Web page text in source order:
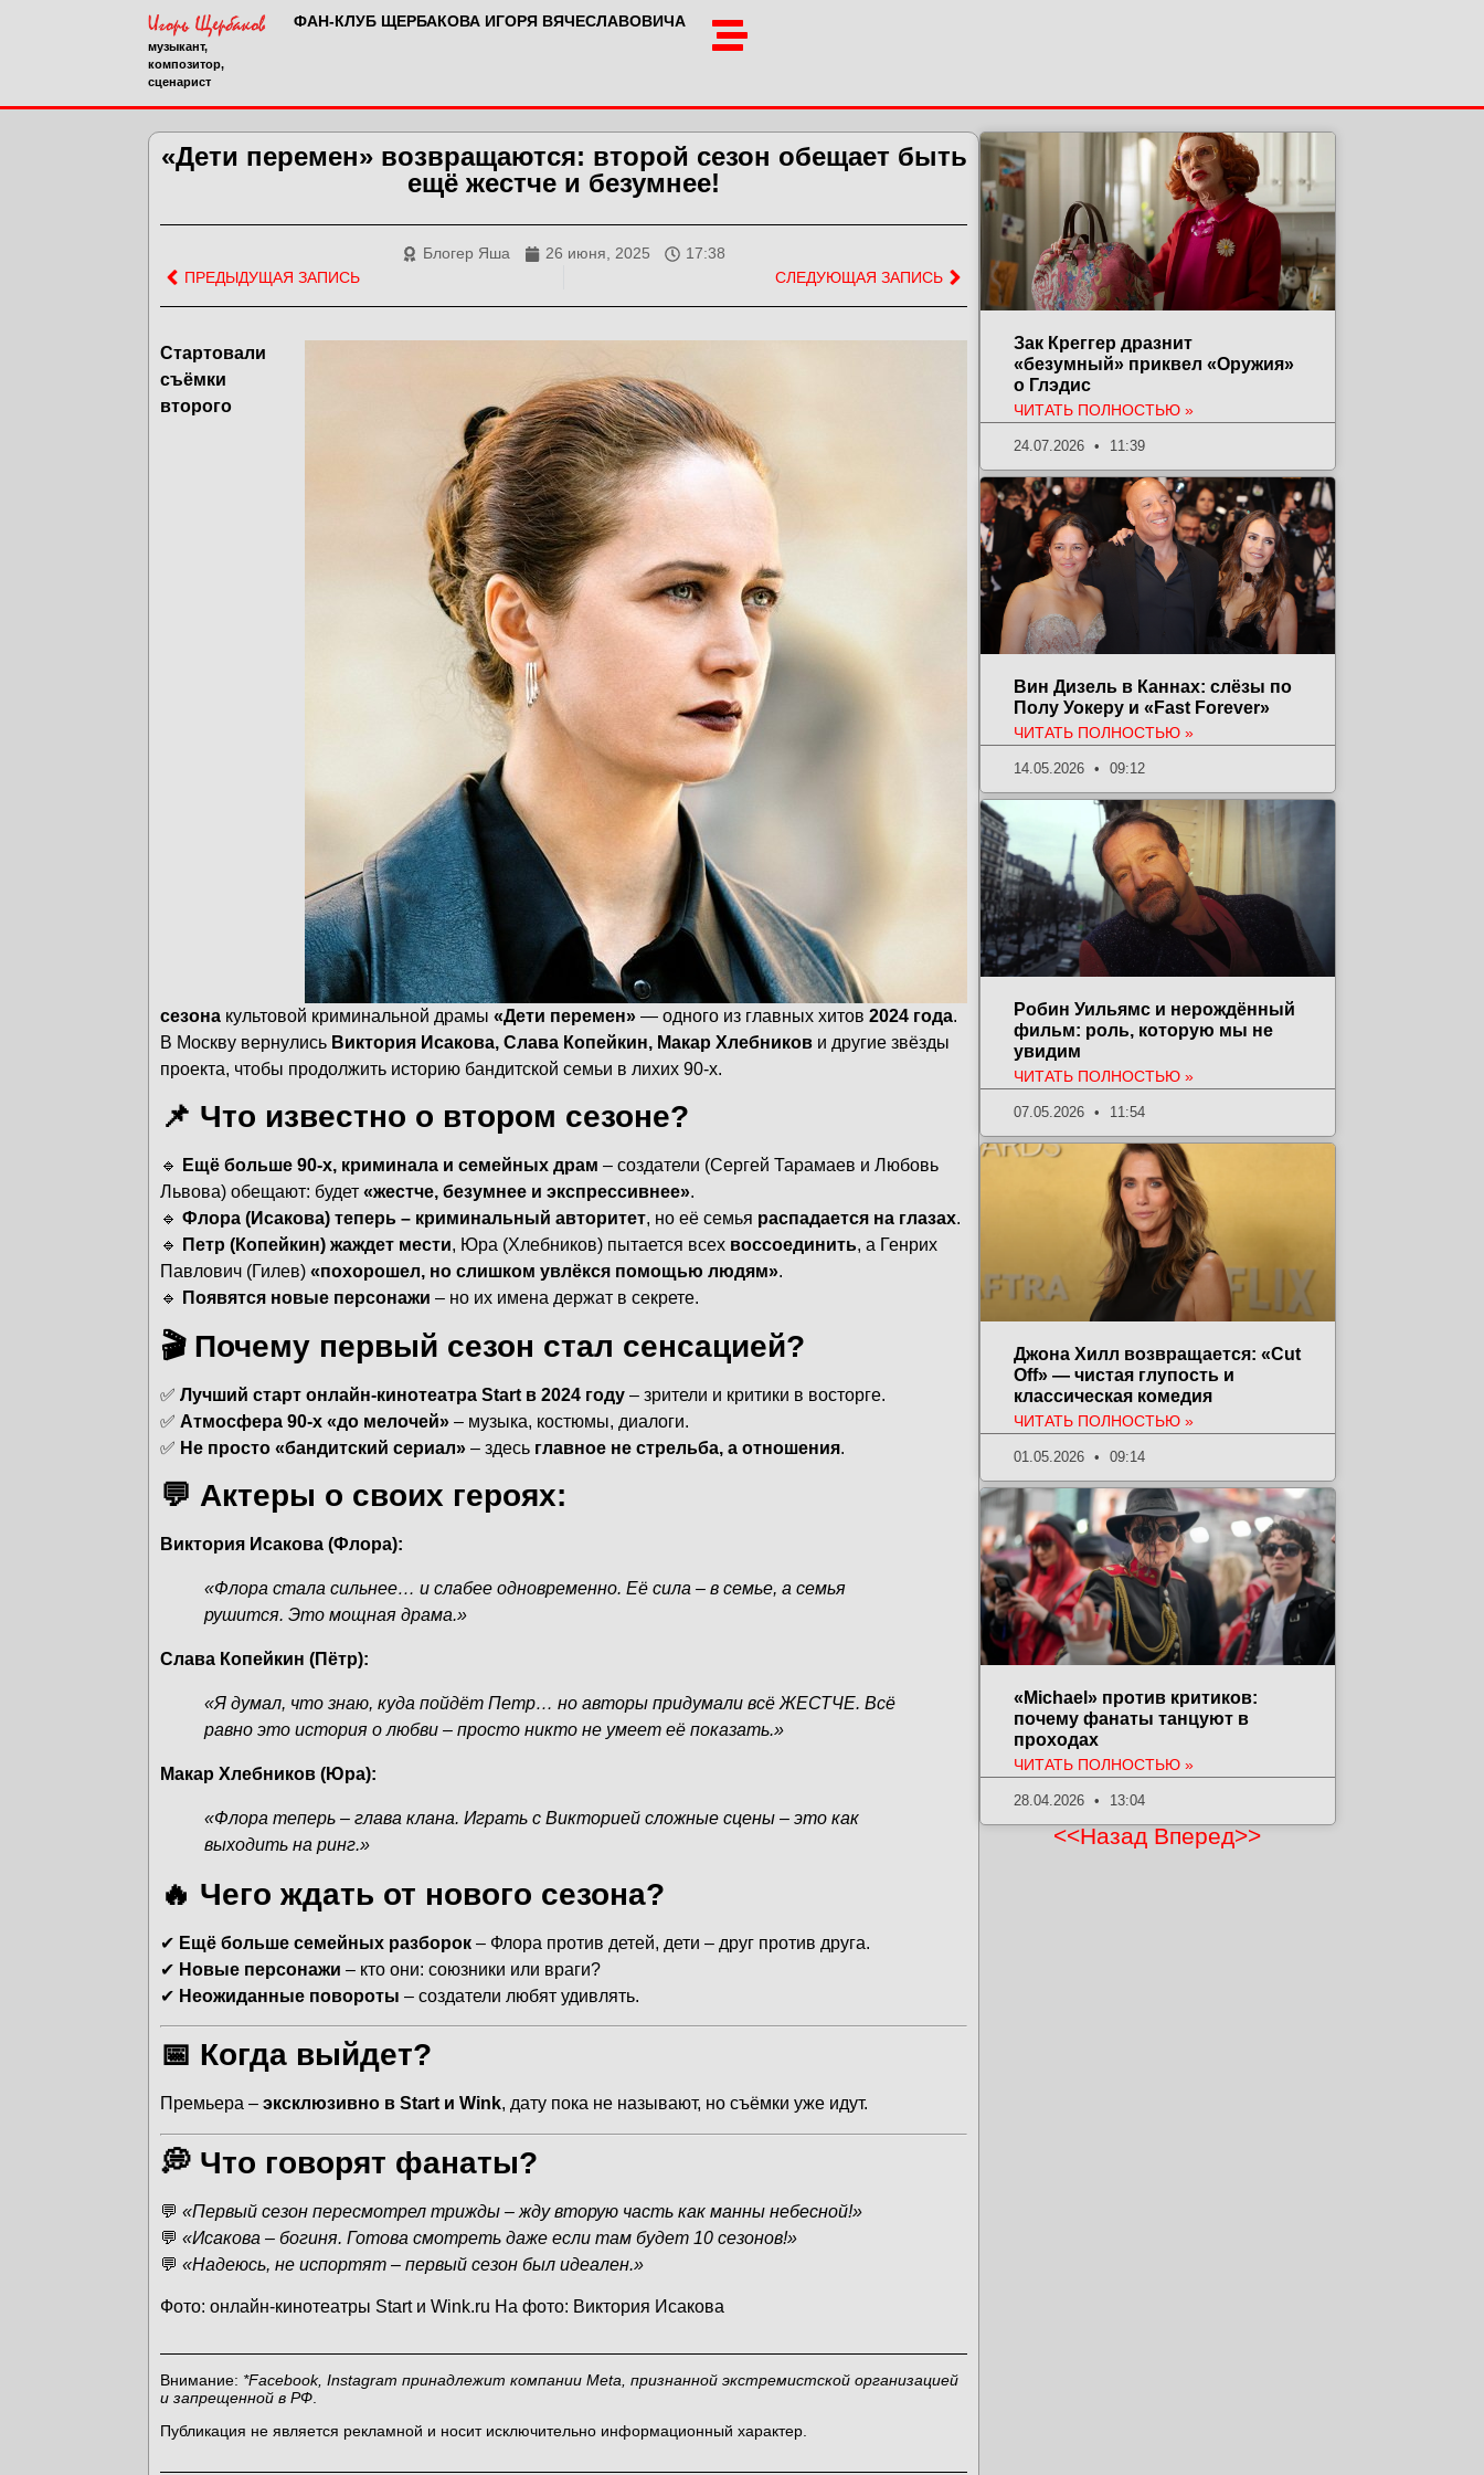
музыкант,
композитор,
сценарист
ФАН-КЛУБ ЩЕРБАКОВА ИГОРЯ ВЯЧЕСЛАВОВИЧА
«Дети перемен» возвращаются: второй сезон обещает быть
ещё жестче и безумнее!
Блогер Яша 26 июня, 2025
17:38
ПРЕДЫДУЩАЯ ЗАПИСЬ
СЛЕДУЮЩАЯ ЗАПИСЬ
Стартовали
съёмки
второго
сезона культовой криминальной драмы«Дети перемен» — одного из главных хитов2024 года.
В Москву вернулись Виктория Исакова, Слава Копейкин, Макар Хлебников и другие звёзды
проекта, чтобы продолжить историю бандитской семьи в лихих 90-х.
📌 Что известно о втором сезоне?
🔹 Ещё больше 90-х, криминала и семейных драм – создатели (Сергей Тарамаев и Любовь
Львова) обещают: будет«жестче, безумнее и экспрессивнее».
🔹Флора (Исакова) теперь – криминальный авторитет, но её семья распадается на глазах.
🔹
Петр (Копейкин) жаждет мести, Юра (Хлебников) пытается всех воссоединить, а Генрих
Павлович (Гилев)«похорошел, но слишком увлёкся помощью людям».
🔹
Появятся новые персонажи – но их имена держат в секрете.
🎬 Почему первый сезон стал сенсацией?
✅Лучший старт онлайн-кинотеатра Start в 2024 году – зрители и критики в восторге.
✅ Атмосфера 90-х «до мелочей» – музыка, костюмы, диалоги.
✅ Не просто «бандитский сериал» – здесь главное не стрельба, а отношения.
💬 Актеры о своих героях:
Виктория Исакова (Флора):
«Флора стала сильнее… и слабее одновременно. Её сила – в семье, а семья
рушится. Это мощная драма.»
Слава Копейкин (Пётр):
«Я думал, что знаю, куда пойдёт Петр… но авторы придумали всё ЖЕСТЧЕ. Всё
равно это история о любви – просто никто не умеет её показать.»
Макар Хлебников (Юра):
«Флора теперь – глава клана. Играть с Викторией сложные сцены – это как
выходить на ринг.»
🔥 Чего ждать от нового сезона?
✔ Ещё больше семейных разборок – Флора против детей, дети – друг против друга.
✔ Новые персонажи – кто они: союзники или враги?
✔ Неожиданные повороты – создатели любят удивлять.
📅 Когда выйдет?
Премьера –эксклюзивно в Start и Wink, дату пока не называют, но съёмки уже идут.
💭 Что говорят фанаты?
💬«Первый сезон пересмотрел трижды – жду вторую часть как манны небесной!»
💬«Исакова – богиня. Готова смотреть даже если там будет 10 сезонов!»
💬«Надеюсь, не испортят – первый сезон был идеален.»
Фото: онлайн-кинотеатры Start и Wink.ru На фото: Виктория Исакова
Внимание: *Facebook, Instagram принадлежит компании Meta, признанной экстремистской организацией
и запрещенной в РФ
Публикация не является рекламной и носит исключительно информационный характер.
Зак Креггер дразнит
«безумный» приквел «Оружия»
о Глэдис
ЧИТАТЬ ПОЛНОСТЬЮ »
24.07.2026 11:39
Вин Дизель в Каннах: слёзы по
Полу Уокеру и «Fast Forever»
ЧИТАТЬ ПОЛНОСТЬЮ »
14.05.2026 09:12
Робин Уильямс и нерождённый
фильм: роль, которую мы не
увидим
ЧИТАТЬ ПОЛНОСТЬЮ »
07.05.2026 11:54
Джона Хилл возвращается: «Cut
Off» — чистая глупость и
классическая комедия
ЧИТАТЬ ПОЛНОСТЬЮ »
01.05.2026 09:14
«Michael» против критиков:
почему фанаты танцуют в
проходах
ЧИТАТЬ ПОЛНОСТЬЮ »
28.04.2026 13:04
<<Назад Вперед>>